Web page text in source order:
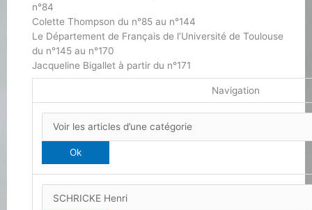
n°84
Colette Thompson du n°85 au n°144
Le Département de Français de l’Université de Toulouse
du n°145 au n°170
Jacqueline Bigallet à partir du n°171
Navigation